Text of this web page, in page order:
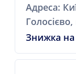
Адреса:
Знижка